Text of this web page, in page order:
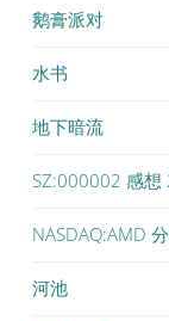
鹅膏派对
水书
地下暗流
SZ:000002 感
NASDAQ:AMD
河池